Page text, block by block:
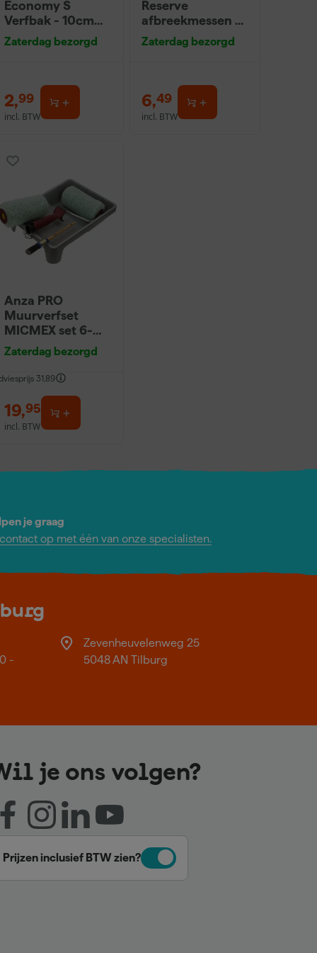
Economy S
Verfbak - 10cm
Roller - 15 x 32 cm
+ 5 inzetbakken
Zaterdag bezorgd
2,99
incl. BTW
Reserve
afbreekmessen -
9mm (10st)
Zaterdag bezorgd
6,49
incl. BTW
Anza PRO
Muurverfset
MICMEX set 6-
delig
Zaterdag bezorgd
31,89
19,95
incl. BTW
je graag
op met één van onze specialisten.
-
Zevenheuvelenweg 25
5048 AN Tilburg
je ons volgen?
Prijzen inclusief BTW zien?